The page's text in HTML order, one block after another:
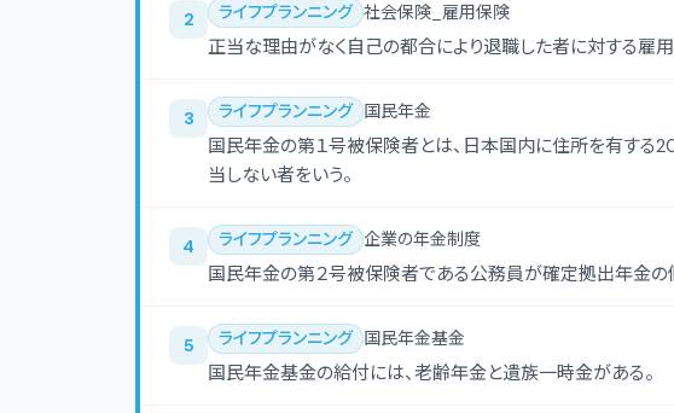
2 ライフプランニング 社会保険_雇用保険
正当な理由がなく自己の都合により退職した者に対する雇
3 ライフプランニング 国民年金
国民年金の第１号被保険者とは、日本国内に住所を有す
当しない者をいう。
4 ライフプランニング 企業の年金制度
国民年金の第２号被保険者である公務員が確定拠出年金
5 ライフプランニング 国民年金基金
国民年金基金の給付には、老齢年金と遺族一時金がある。